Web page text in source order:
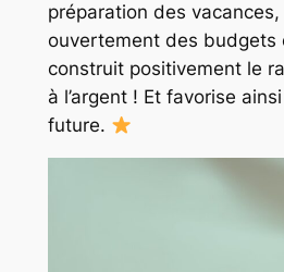
préparation des vacances,
ouvertement des budgets
construit positivement le
à l’argent ! Et favorise
future.